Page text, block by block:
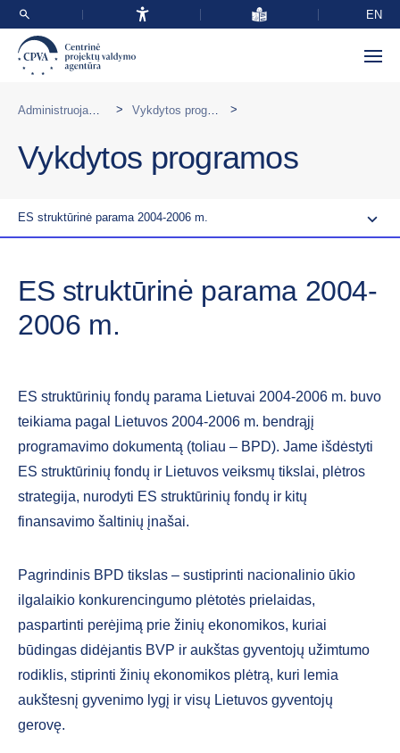
EN
> >
Vykdytos programos
ES struktūrinė parama 2004-2006 m.
ES struktūrinė parama 2004-
2006 m.
ES struktūrinių fondų parama Lietuvai 2004-2006 m. buvo
teikiama pagal Lietuvos 2004-2006 m. bendrąjį
programavimo dokumentą (toliau – BPD). Jame išdėstyti
ES struktūrinių fondų ir Lietuvos veiksmų tikslai, plėtros
strategija, nurodyti ES struktūrinių fondų ir kitų
finansavimo šaltinių įnašai.
Pagrindinis BPD tikslas – sustiprinti nacionalinio ūkio
ilgalaikio konkurencingumo plėtotės prielaidas,
paspartinti perėjimą prie žinių ekonomikos, kuriai
būdingas didėjantis BVP ir aukštas gyventojų užimtumo
rodiklis, stiprinti žinių ekonomikos plėtrą, kuri lemia
aukštesnį gyvenimo lygį ir visų Lietuvos gyventojų
gerovę.